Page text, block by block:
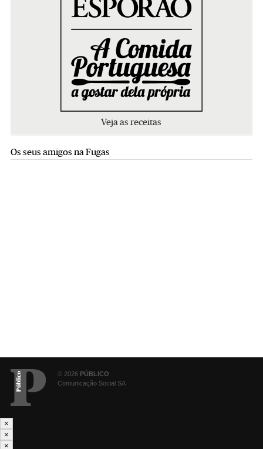
Veja as receitas
Os seus amigos na Fugas
© 2026 PÚBLICO
Comunicação Social SA
×
×
×